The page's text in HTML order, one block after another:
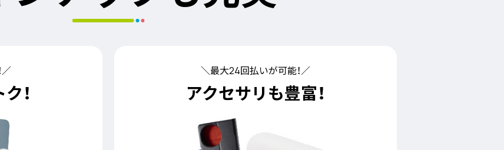
！
＼最大24回払いが可能！／
アクセサリも豊富！